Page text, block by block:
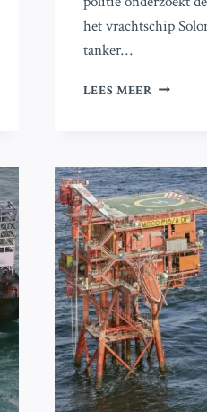
het vrachtschip
tanker…
LEES MEER MAN
SCHIP
IN
DE